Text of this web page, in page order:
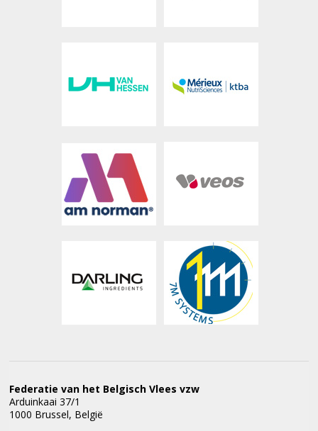
Federatie van het Belgisch Vlees vzw
Arduinkaai 37/1
1000 Brussel, België